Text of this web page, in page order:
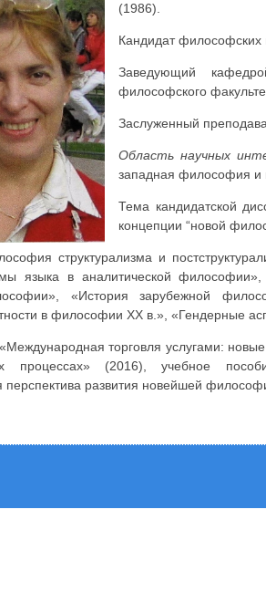
(1986).
Кандидат философских
Заведующий
философского
Заслуженный
Область научных
западная философия и
Тема кандидатской
концепции “новой
структурализма и
языка в аналитической
«История зарубежной
в философии ХХ в.», «Гендерные
торговля услугами:
процессах» (2016), учебное
перспектива развития новейшей